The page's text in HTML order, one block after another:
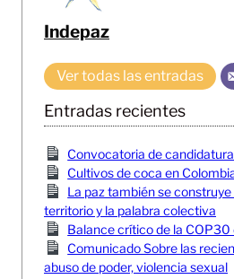
Indepaz
Ver todas las entradas
Entradas recientes
Convocatoria de
Cultivos de coca en
La paz también se
territorio y la palabra colectiva
Balance crítico de la
Comunicado Sobre las
abuso de poder, violencia sexual